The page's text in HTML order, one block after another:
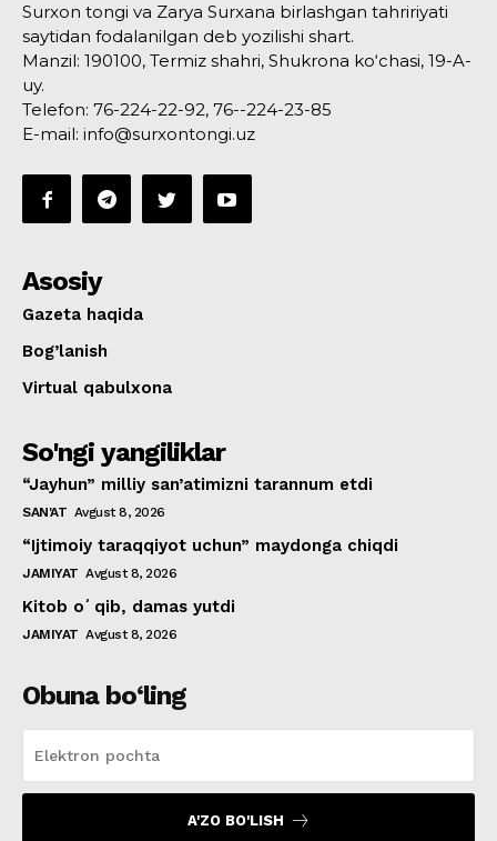
Surxon tongi va Zarya Surxana birlashgan tahririyati
saytidan fodalanilgan deb yozilishi shart.
Manzil: 190100, Termiz shahri, Shukrona ko‘chasi, 19-A-
uy.
Telefon: 76-224-22-92, 76--224-23-85
E-mail: info@surxontongi.uz
Asosiy
Gazeta haqida
Bog’lanish
Virtual qabulxona
So'ngi yangiliklar
“Jayhun” milliy san’atimizni tarannum etdi
SAN'AT Avgust 8, 2026
“Ijtimoiy taraqqiyot uchun” maydonga chiqdi
JAMIYAT Avgust 8, 2026
Kitob oʻqib, damas yutdi
JAMIYAT Avgust 8, 2026
Obuna bo‘ling
A'ZO BO'LISH